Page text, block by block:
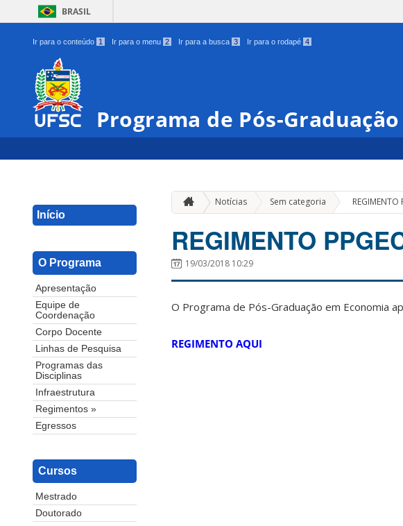
BRASIL
Ir para o conteúdo 1 Ir para o menu 2 Ir para a busca 3 Ir para o rodapé 4
Programa de Pós-
Início
O Programa
Apresentação
Equipe de
Coordenação
Corpo Docente
Linhas de Pesquisa
Programas das
Disciplinas
Infraestrutura
Regimentos »
Egressos
Cursos
Mestrado
Doutorado
Notícias Sem categoria » REGIMENTO
REGIMENTO
19/03/2018 10:29
O Programa de Pós-Graduação em Economia
REGIMENTO AQUI